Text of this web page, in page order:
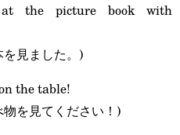
the picture book with
見ました。)
the table!
を見てください！)